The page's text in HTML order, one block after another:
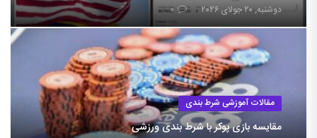
دوشنبه, ۲۰ جولای ۲۰۲۶ ۰
مقالات آموزشی شرط بندی
مقایسه بازی پوکر با شرط بندی ورزشی